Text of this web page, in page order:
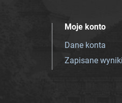
Moje konto
Dane konta
Zapisane